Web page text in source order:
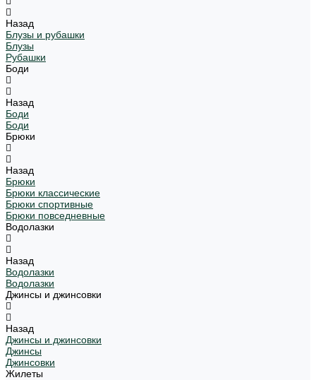
Назад
Блузы и рубашки
Блузы
Рубашки
Боди
Назад
Боди
Боди
Брюки
Назад
Брюки
Брюки классические
Брюки спортивные
Брюки повседневные
Водолазки
Назад
Водолазки
Водолазки
Джинсы и джинсовки
Назад
Джинсы и джинсовки
Джинсы
Джинсовки
Жилеты